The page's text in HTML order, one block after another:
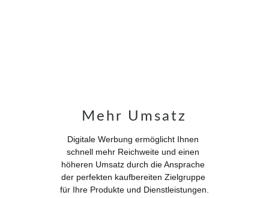
Mehr Umsatz
Digitale Werbung ermöglicht Ihnen
schnell mehr Reichweite und einen
höheren Umsatz durch die Ansprache
der perfekten kaufbereiten Zielgruppe
für Ihre Produkte und Dienstleistungen.